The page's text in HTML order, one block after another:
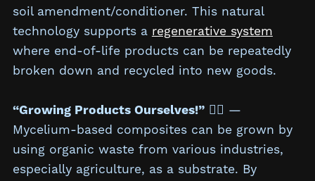
soil amendment/conditioner. This natural
technology supports a regenerative system
where end-of-life products can be repeatedly
broken down and recycled into new goods.
“Growing Products Ourselves!”✊🏼 —
Mycelium-based composites can be grown by
using organic waste from various industries,
especially agriculture, as a substrate. By